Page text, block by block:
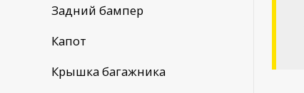
Задний бампер
Капот
Крышка багажника